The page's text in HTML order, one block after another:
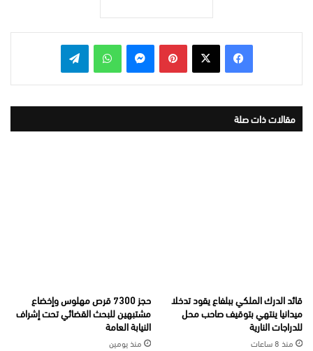
بينتيريست واتساب
مقالات ذات صلة
قائد الدرك الملكي ببلفاع يقود تدخلا
ميدانيا ينتهي بتوقيف صاحب محل
للدراجات النارية
منذ 8 ساعات
حجز 7300 قرص مهلوس وإخضاع
مشتبهين للبحث القضائي تحت إشراف
النيابة العامة
منذ يومين